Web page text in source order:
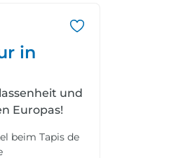
in
und
Europas!
beim Tapis de